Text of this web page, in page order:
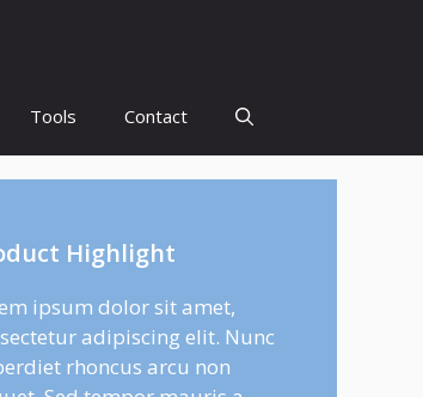
Tools Contact
Highlight
ipsum dolor sit amet,
adipiscing elit. Nunc
rhoncus arcu non